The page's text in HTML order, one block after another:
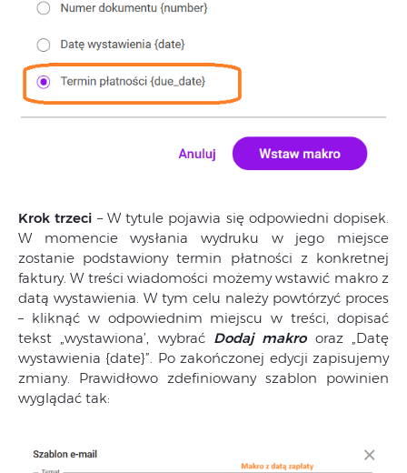
Krok trzeci – W tytule pojawia się odpowiedni dopisek.
W momencie wysłania wydruku w jego miejsce
zostanie podstawiony termin płatności z konkretnej
faktury. W treści wiadomości możemy wstawić makro z
datą wystawienia. W tym celu należy powtórzyć proces
– kliknąć w odpowiednim miejscu w treści, dopisać
tekst „wystawiona’, wybrać Dodaj makrooraz „Datę
wystawienia {date}”. Po zakończonej edycji zapisujemy
zmiany. Prawidłowo zdefiniowany szablon powinien
wyglądać tak: